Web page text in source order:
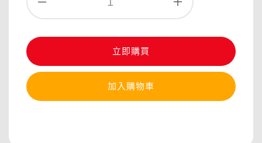
立即購買
加入購物車